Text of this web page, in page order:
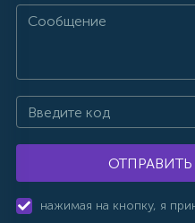
нажимая на кнопку, я